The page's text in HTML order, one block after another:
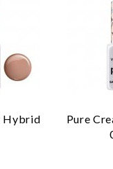
Hybrid
Pure